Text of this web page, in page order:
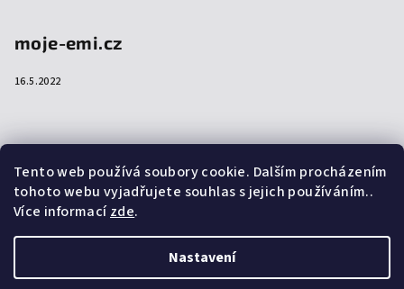
Tento web používá soubory cookie. Dalším procházením
tohoto webu vyjadřujete souhlas s jejich používáním..
Více informacízde.
Nastavení
moje-emi.cz
16.5.2022
Přijímáme online platby